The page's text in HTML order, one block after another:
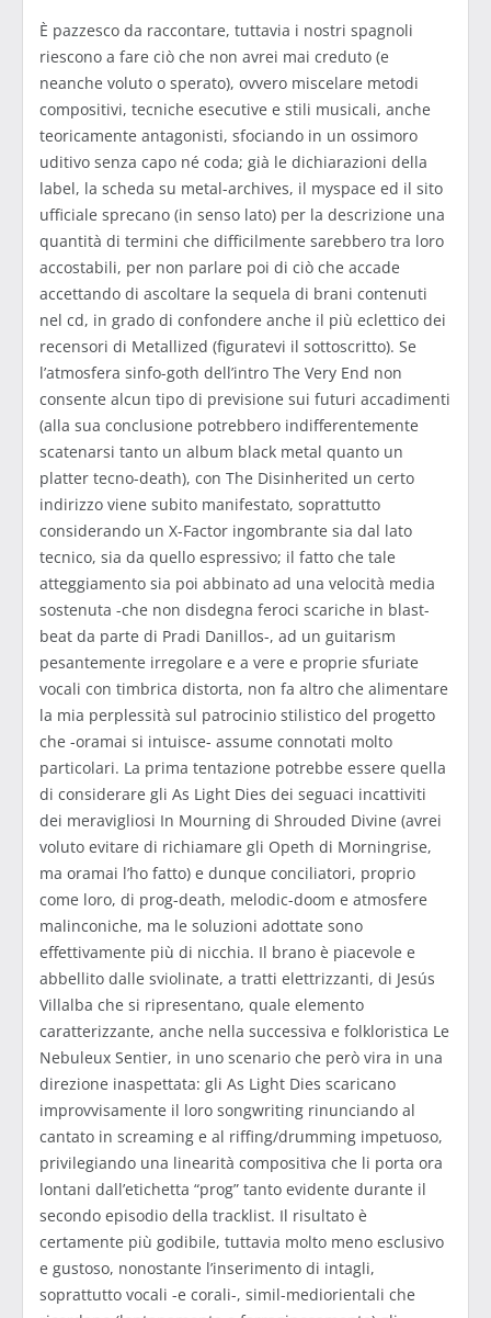
È pazzesco da raccontare, tuttavia i nostri spagnoli
riescono a fare ciò che non avrei mai creduto (e
neanche voluto o sperato), ovvero miscelare metodi
compositivi, tecniche esecutive e stili musicali, anche
teoricamente antagonisti, sfociando in un ossimoro
uditivo senza capo né coda; già le dichiarazioni della
label, la scheda su metal-archives, il myspace ed il sito
ufficiale sprecano (in senso lato) per la descrizione una
quantità di termini che difficilmente sarebbero tra loro
accostabili, per non parlare poi di ciò che accade
accettando di ascoltare la sequela di brani contenuti
nel cd, in grado di confondere anche il più eclettico dei
recensori di Metallized (figuratevi il sottoscritto). Se
l’atmosfera sinfo-goth dell’intro The Very End non
consente alcun tipo di previsione sui futuri accadimenti
(alla sua conclusione potrebbero indifferentemente
scatenarsi tanto un album black metal quanto un
platter tecno-death), con The Disinherited un certo
indirizzo viene subito manifestato, soprattutto
considerando un X-Factor ingombrante sia dal lato
tecnico, sia da quello espressivo; il fatto che tale
atteggiamento sia poi abbinato ad una velocità media
sostenuta -che non disdegna feroci scariche in blast-
beat da parte di Pradi Danillos-, ad un guitarism
pesantemente irregolare e a vere e proprie sfuriate
vocali con timbrica distorta, non fa altro che alimentare
la mia perplessità sul patrocinio stilistico del progetto
che -oramai si intuisce- assume connotati molto
particolari. La prima tentazione potrebbe essere quella
di considerare gli As Light Dies dei seguaci incattiviti
dei meravigliosi In Mourning di Shrouded Divine (avrei
voluto evitare di richiamare gli Opeth di Morningrise,
ma oramai l’ho fatto) e dunque conciliatori, proprio
come loro, di prog-death, melodic-doom e atmosfere
malinconiche, ma le soluzioni adottate sono
effettivamente più di nicchia. Il brano è piacevole e
abbellito dalle sviolinate, a tratti elettrizzanti, di Jesús
Villalba che si ripresentano, quale elemento
caratterizzante, anche nella successiva e folkloristica Le
Nebuleux Sentier, in uno scenario che però vira in una
direzione inaspettata: gli As Light Dies scaricano
improvvisamente il loro songwriting rinunciando al
cantato in screaming e al riffing/drumming impetuoso,
privilegiando una linearità compositiva che li porta ora
lontani dall’etichetta “prog” tanto evidente durante il
secondo episodio della tracklist. Il risultato è
certamente più godibile, tuttavia molto meno esclusivo
e gustoso, nonostante l’inserimento di intagli,
soprattutto vocali -e corali-, simil-mediorientali che